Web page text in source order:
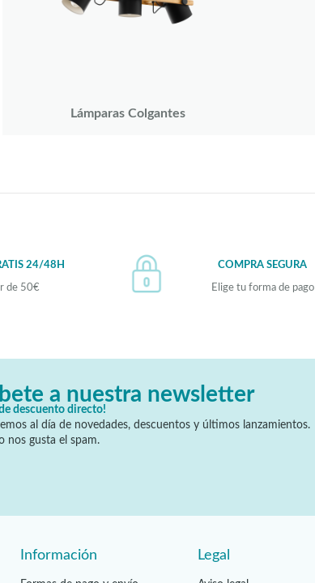
Lámparas Colgantes
24/48H
de 50€
COMPRA SEGURA
Elige tu forma de pago
a nuestra newsletter
de descuento directo!
al día de novedades, descuentos y últimos lanzamientos.
nos gusta el spam.
Información Legal